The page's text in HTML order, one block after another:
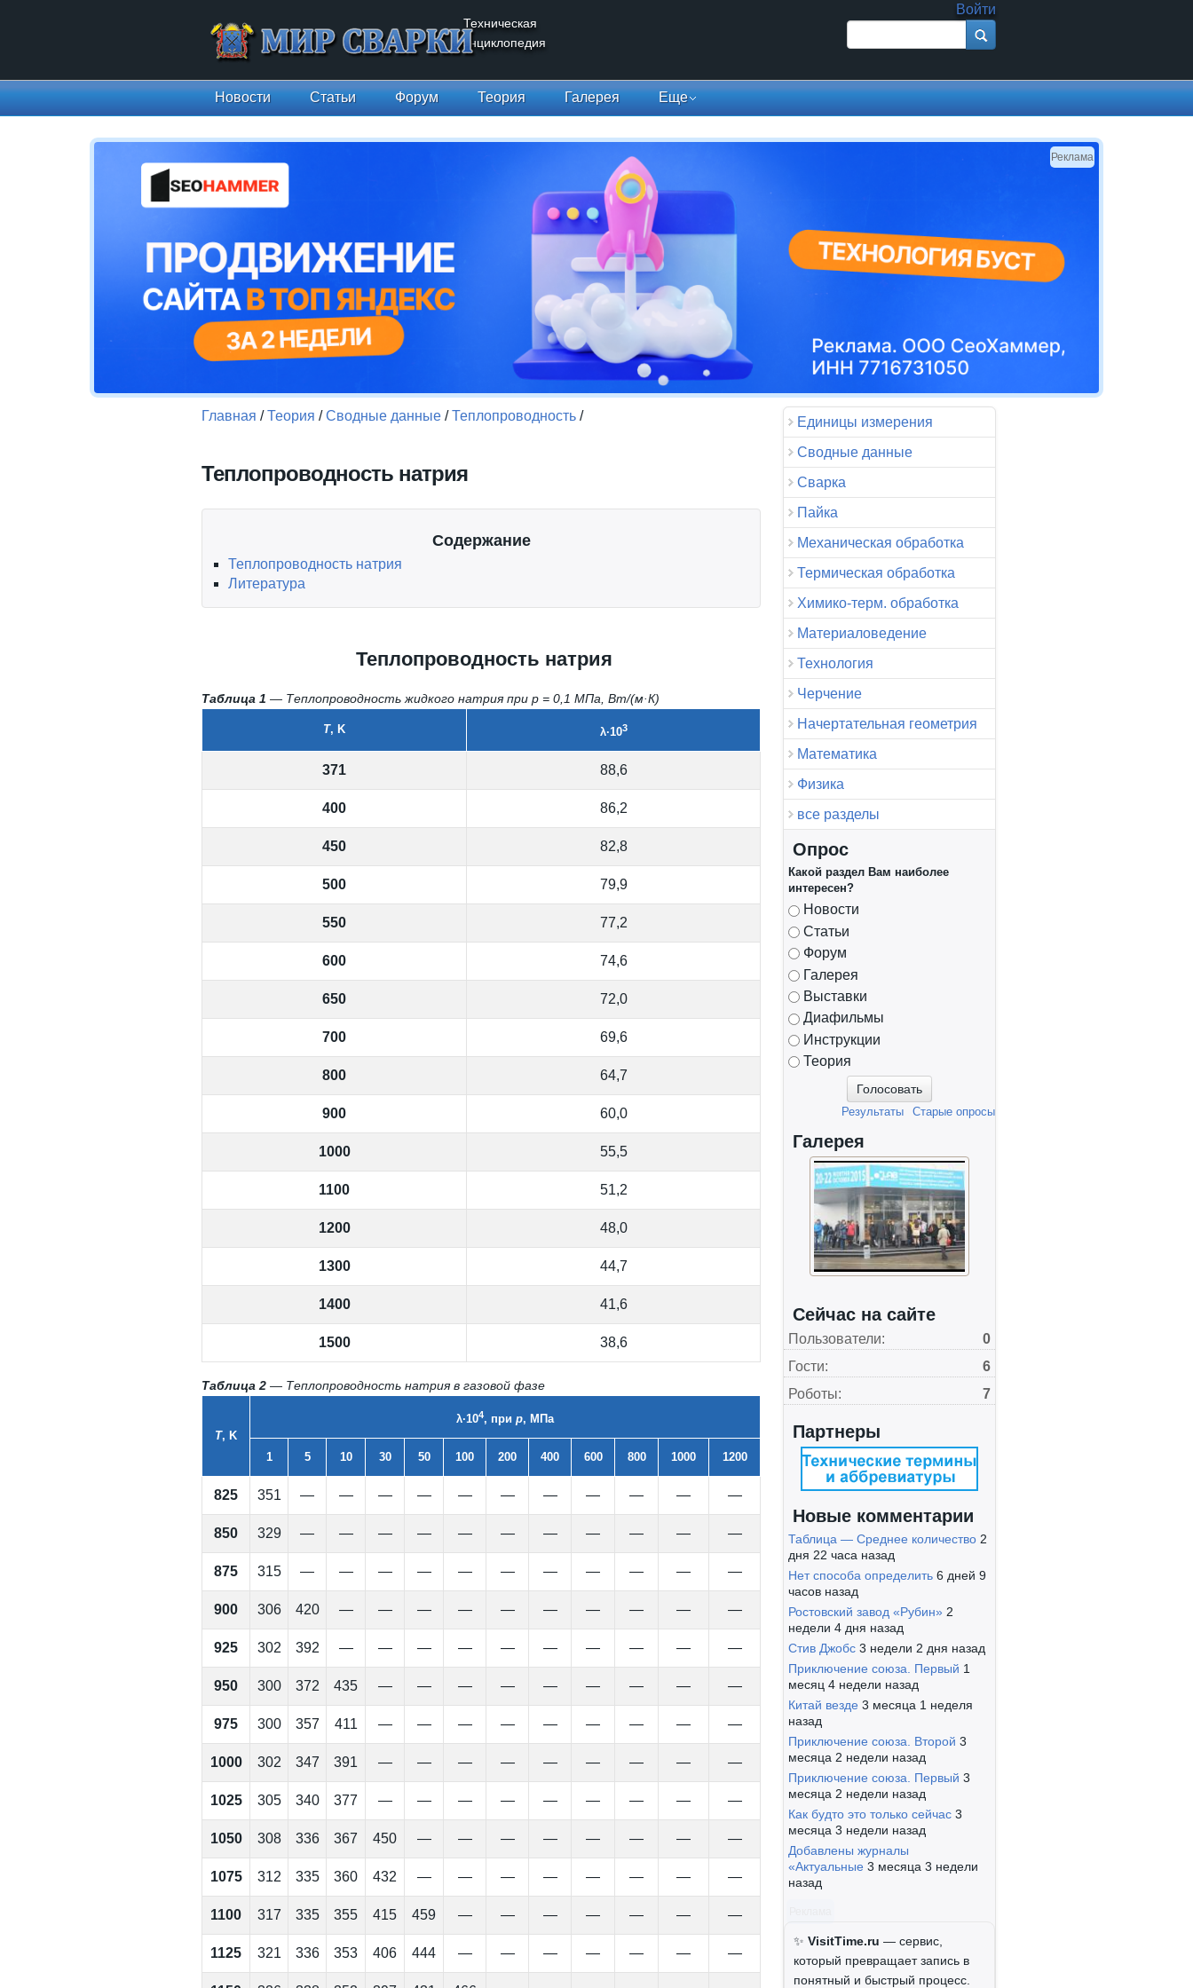
Техническая
энциклопедия
Войти
Форма поиска
Новости Статьи Форум Теория Галерея Еще
Реклама
Главная /Теория /Сводные данные /Теплопроводность /
Теплопроводность натрия
Содержание
Теплопроводность натрия
Литература
Теплопроводность натрия
Таблица 1 — Теплопроводность жидкого натрия при p = 0,1 МПа, Вт/(м·К)
T, K λ·103
371 88,6
400 86,2
450 82,8
500 79,9
550 77,2
600 74,6
650 72,0
700 69,6
800 64,7
900 60,0
1000 55,5
1100 51,2
1200 48,0
1300 44,7
1400 41,6
1500 38,6
Таблица 2 — Теплопроводность натрия в газовой фазе
T, K
λ·104, при p, МПа
1 5 10 30 50 100 200 400 600 800 1000 1200
825 351 — — — — — — — — — — —
850 329 — — — — — — — — — — —
875 315 — — — — — — — — — — —
900 306 420 — — — — — — — — — —
925 302 392 — — — — — — — — — —
950 300 372 435 — — — — — — — — —
975 300 357 411 — — — — — — — — —
1000 302 347 391 — — — — — — — — —
1025 305 340 377 — — — — — — — — —
1050 308 336 367 450 — — — — — — — —
1075 312 335 360 432 — — — — — — — —
1100 317 335 355 415 459 — — — — — — —
1125 321 336 353 406 444 — — — — — — —
Единицы измерения
Сводные данные
Сварка
Пайка
Механическая обработка
Термическая обработка
Химико-терм. обработка
Материаловедение
Технология
Черчение
Начертательная геометрия
Математика
Физика
все разделы
Опрос
Какой раздел Вам наиболее
интересен?
Варианты
Новости
Статьи
Форум
Галерея
Выставки
Диафильмы
Инструкции
Теория
Старые опросы
Результаты
Галерея
Сейчас на сайте
Пользователи:
0
Гости:
6
Роботы:
7
Партнеры
Новые комментарии
Таблица — Среднее количество 2
дня 22 часа назад
Нет способа определить 6 дней 9
часов назад
Ростовский завод «Рубин» 2
недели 4 дня назад
Стив Джобс 3 недели 2 дня назад
Приключение союза. Первый 1
месяц 4 недели назад
Китай везде 3 месяца 1 неделя
назад
Приключение союза. Второй 3
месяца 2 недели назад
Приключение союза. Первый 3
месяца 2 недели назад
Как будто это только сейчас 3
месяца 3 недели назад
Добавлены журналы
«Актуальные 3 месяца 3 недели
назад
✨ VisitTime.ru — сервис,
который превращает запись в
понятный и быстрый процесс.